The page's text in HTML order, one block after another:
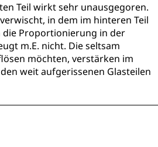
Teil wirkt sehr unausgegoren.
in dem im hinteren Teil
die Proportionierung in der
m.E. nicht. Die seltsam
möchten, verstärken im
weit aufgerissenen Glasteilen